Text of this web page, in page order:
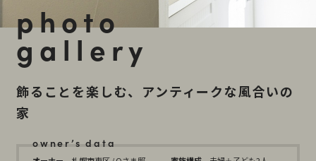
photo
gallery
飾ることを楽しむ、アンティークな風合いの
家
owner’s data